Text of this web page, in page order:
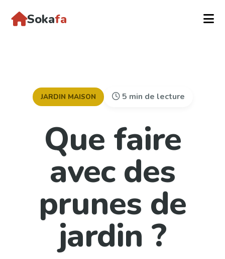
Sokafa
JARDIN MAISON 5 min de lecture
Que faire
avec des
prunes de
jardin ?